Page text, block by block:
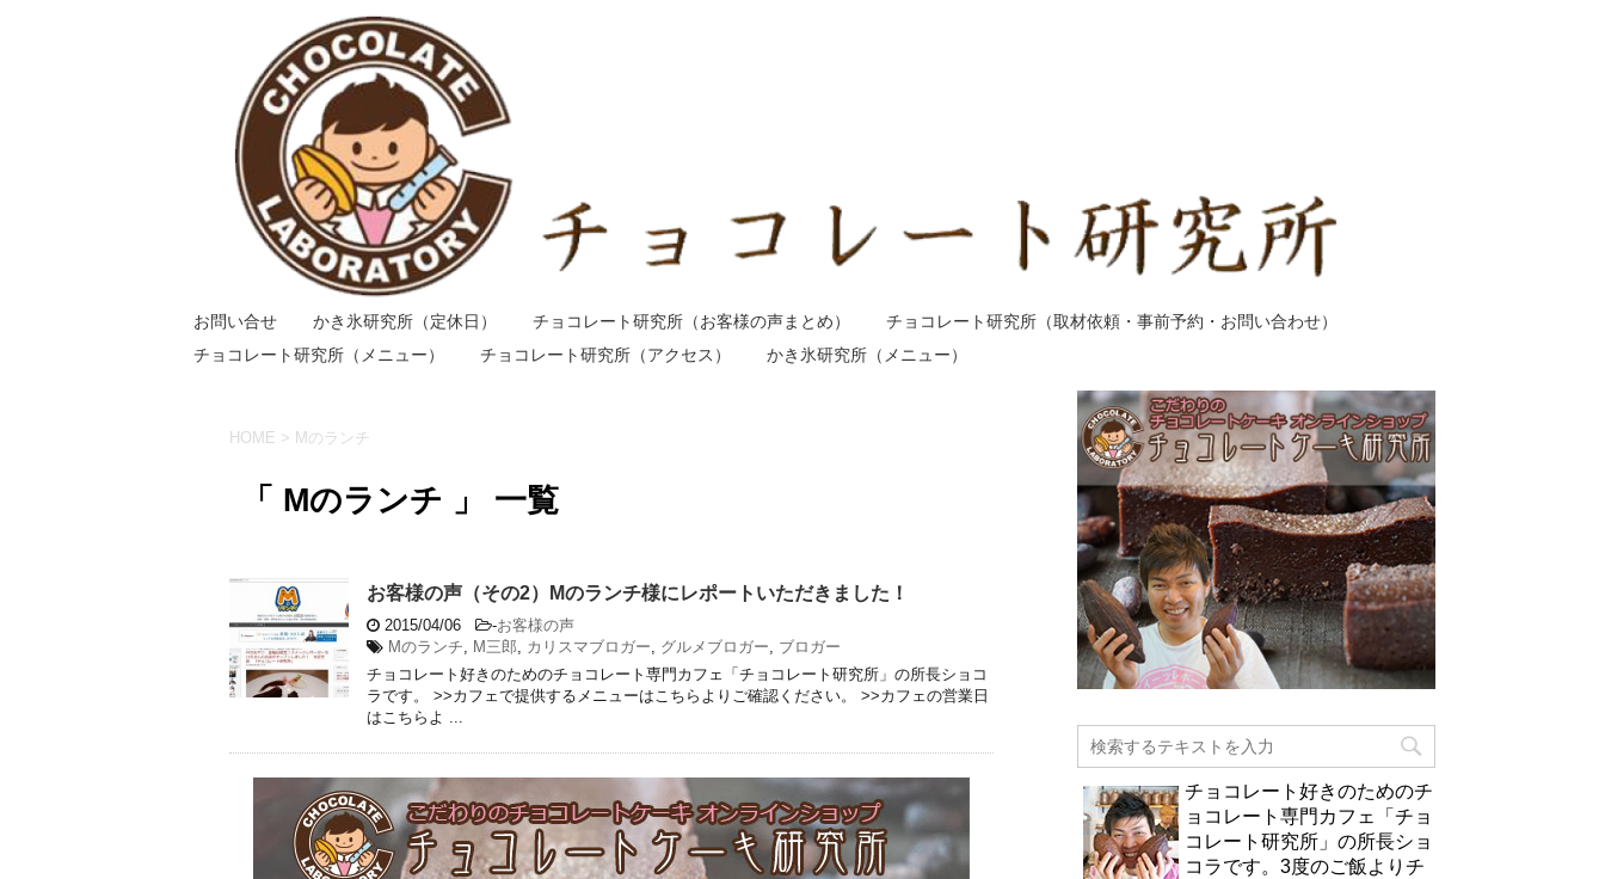
お問い合せ かき氷研究所（定休日） チョコレート研究所（お客様の声まとめ）
チョコレート研究所（取材依頼・事前予約・お問い合わせ）
チョコレート研究所（メニュー）
チョコレート研究所（アクセス） かき氷研究所（メニュー）
HOME > Mのランチ
「 Mのランチ 」 一覧
お客様の声（その2）Mのランチ様にレポートいただきました！
2015/04/06 -お客様の声
Mのランチ
M三郎 カリスマブロガー グルメブロガー
ブロガー
チョコレート好きのためのチョコレート専門カフェ「チョコレート研究所」の所長ショコ
ラです。 >>カフェで提供するメニューはこちらよりご確認ください。 >>カフェの営業日
はこちらよ ...
チョコレート好きのためのチ
ョコレート専門カフェ「チョ
コレート研究所」の所長ショ
コラです。3度のご飯よりチ